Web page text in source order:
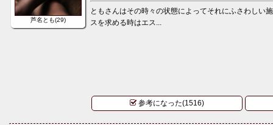
芦名とも(29)
ともさんはその時々の状態によってそれにふさわしい
スを求める時はエス...
参考になった(1516)